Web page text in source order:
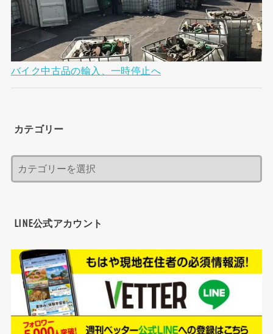
バイク中古品の輸入、一時停止へ
カテゴリー
LINE公式アカウント